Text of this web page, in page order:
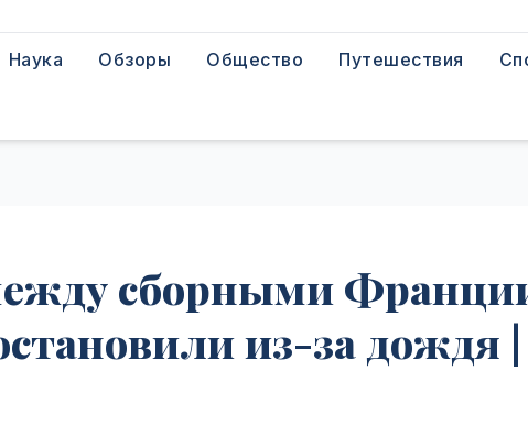
Наука Обзоры Общество Путешествия
сборными
из-за дождя |